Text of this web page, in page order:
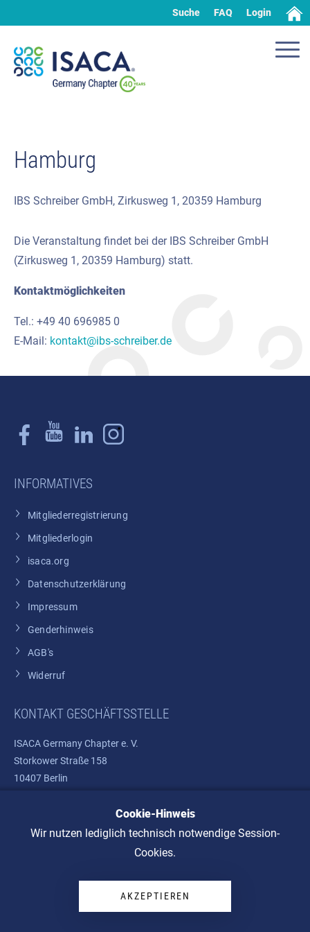
Suche FAQ Login
Hamburg
IBS Schreiber GmbH, Zirkusweg 1, 20359 Hamburg
Die Veranstaltung findet bei der IBS Schreiber GmbH
(Zirkusweg 1, 20359 Hamburg) statt.
Kontaktmöglichkeiten
Tel.: +49 40 696985 0
E-Mail: kontakt@ibs-schreiber.de
INFORMATIVES
Mitgliederregistrierung
Mitgliederlogin
isaca.org
Datenschutzerklärung
Impressum
Genderhinweis
AGB's
Widerruf
KONTAKT GESCHÄFTSSTELLE
ISACA Germany Chapter e. V.
Storkower Straße 158
10407 Berlin
Telefon: +49 30 37580810
E-Mail:info@isaca.de
Cookie-Hinweis
Wir nutzen lediglich technisch notwendige Session-
Cookies.
AKZEPTIEREN